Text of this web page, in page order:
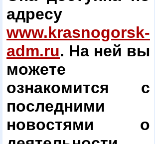
адресу
www.krasnogorsk-
adm.ru. На ней вы
можете
ознакомится с
последними
новостями о